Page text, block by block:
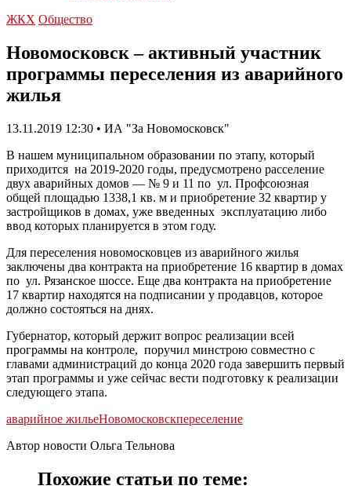
ЖКХ Общество
Новомосковск – активный участник
программы переселения из аварийного
жилья
13.11.2019 12:30 • ИА "За Новомосковск"
В нашем муниципальном образовании по этапу, который
приходится на 2019-2020 годы, предусмотрено расселение
двух аварийных домов — № 9 и 11 по ул. Профсоюзная
общей площадью 1338,1 кв. м и приобретение 32 квартир у
застройщиков в домах, уже введенных эксплуатацию либо
ввод которых планируется в этом году.
Для переселения новомосковцев из аварийного жилья
заключены два контракта на приобретение 16 квартир в домах
по ул. Рязанское шоссе. Еще два контракта на приобретение
17 квартир находятся на подписании у продавцов, которое
должно состояться на днях.
Губернатор, который держит вопрос реализации всей
программы на контроле, поручил минстрою совместно с
главами администраций до конца 2020 года завершить первый
этап программы и уже сейчас вести подготовку к реализации
следующего этапа.
аварийное жильеНовомосковскпереселение
Автор новости Ольга Тельнова
Похожие статьи по теме: